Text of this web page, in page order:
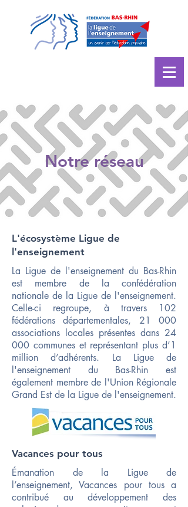
Notre réseau
L'écosystème Ligue de
l'enseignement
La Ligue de l'enseignement du Bas-Rhin
est membre de la confédération
nationale de la Ligue de l'enseignement.
Celle-ci regroupe, à travers 102
fédérations départementales, 21 000
associations locales présentes dans 24
000 communes et représentant plus d’1
million d’adhérents. ​La Ligue de
l'enseignement du Bas-Rhin est
également membre de l'Union Régionale
Grand Est de la Ligue de l'enseignement.
Vacances pour tous
Émanation de la Ligue de
l’enseignement, Vacances pour tous a
contribué au développement des